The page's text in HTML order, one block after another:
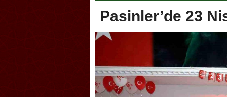
Pasinler’de 23
Akçakoca, Geleneksel
Şampiyonası’na ev